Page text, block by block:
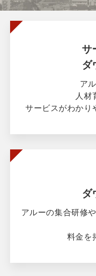
サ
ダ
ア
人材
サービスがわかり
ダ
アルーの集合研修
料金を